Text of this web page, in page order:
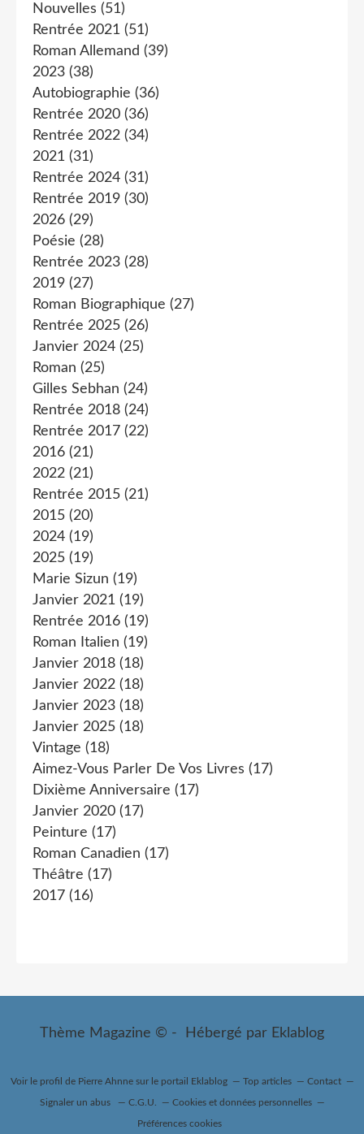
Nouvelles (51)
Rentrée 2021 (51)
Roman Allemand (39)
2023 (38)
Autobiographie (36)
Rentrée 2020 (36)
Rentrée 2022 (34)
2021 (31)
Rentrée 2024 (31)
Rentrée 2019 (30)
2026 (29)
Poésie (28)
Rentrée 2023 (28)
2019 (27)
Roman Biographique (27)
Rentrée 2025 (26)
Janvier 2024 (25)
Roman (25)
Gilles Sebhan (24)
Rentrée 2018 (24)
Rentrée 2017 (22)
2016 (21)
2022 (21)
Rentrée 2015 (21)
2015 (20)
2024 (19)
2025 (19)
Marie Sizun (19)
Janvier 2021 (19)
Rentrée 2016 (19)
Roman Italien (19)
Janvier 2018 (18)
Janvier 2022 (18)
Janvier 2023 (18)
Janvier 2025 (18)
Vintage (18)
Aimez-Vous Parler De Vos Livres (17)
Dixième Anniversaire (17)
Janvier 2020 (17)
Peinture (17)
Roman Canadien (17)
Théâtre (17)
2017 (16)
Thème Magazine © - Hébergé par Eklablog
Voir le profil de Pierre Ahnnesur le portail Eklablog Top articles Contact
Signaler un abus C.G.U. Cookies et données personnelles
Préférences cookies